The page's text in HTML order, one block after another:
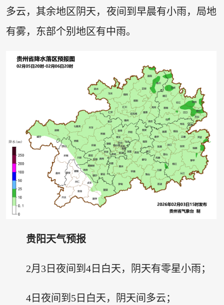
多云，其余地区阴天，夜间到早晨有小雨，局地
有雾，东部个别地区有中雨。
贵阳天气预报
2月3日夜间到4日白天，阴天有零星小雨；
4日夜间到5日白天，阴天间多云；